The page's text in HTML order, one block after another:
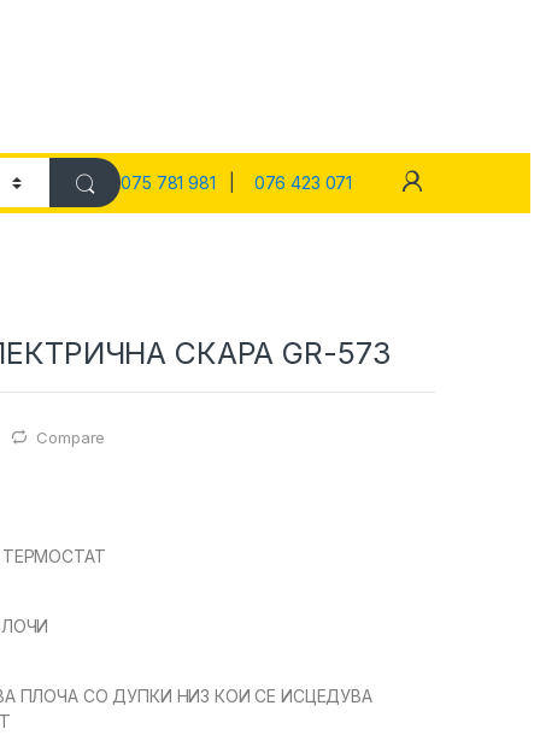
075 781 981 076 423 071
СКАРА GR-573
Compare
ПЛОЧА СО ДУПКИ НИЗ КОИ СЕ ИСЦЕДУВА